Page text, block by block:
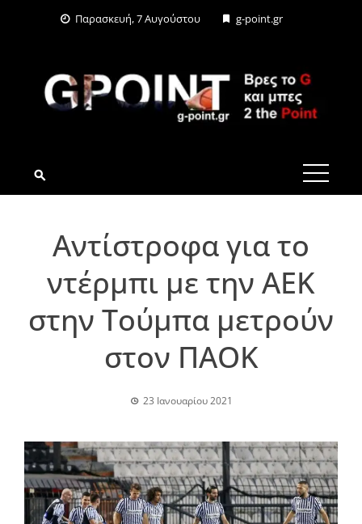
Παρασκευή, 7 Αυγούστου g-point.gr
G-POINT.GR
Αντίστροφα για το
ντέρμπι με την ΑΕΚ
στην Τούμπα μετρούν
στον ΠΑΟΚ
23 Ιανουαρίου 2021